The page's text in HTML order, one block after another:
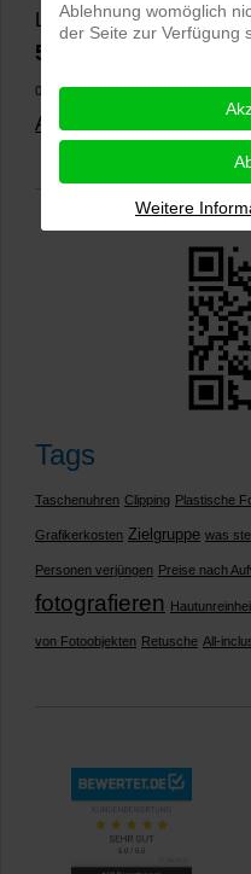
Lichtenau
5,0
02.01.2026)
Alle Rezensionen
Tags
Taschenuhren Clipping Plastische
Grafikerkosten Zielgruppe was
Personen verjüngen Preise nach
fotografieren
von Fotoobjekten Retusche All-
Ablehnung womöglich
der Seite zur Verfügung
Weitere